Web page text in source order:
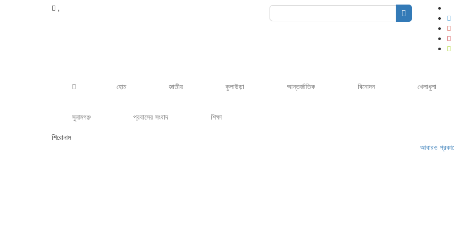
,
Search
হোম জাতীয় কুলাউড়া আন্তর্জাতিক বিনোদন খেলাধুলা
সুনামগঞ্জ প্রবাসের সংবাদ
শিক্ষা
শিরোনাম
আবারও প্রকাশ্যে গণনা